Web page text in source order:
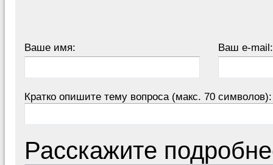
Ваше имя: Ваш e-mail:
Кратко опишите тему вопроса (макс. 70 символов):
Расскажите